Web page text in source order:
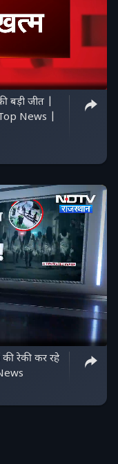
बड़ी जीत |
News |
रेकी कर रहे